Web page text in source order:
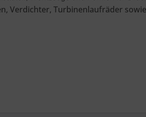
Verdichter, Turbinenlaufräder